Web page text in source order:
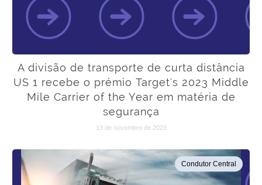
A divisão de transporte de curta distância
US 1 recebe o prémio Target's 2023 Middle
Mile Carrier of the Year em matéria de
segurança
13 de novembro de 2023
Condutor Central